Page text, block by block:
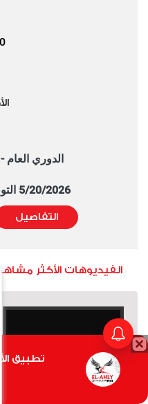
0
الدوري العام - 2025/
5/20/2026 التوقيت 8:00 PM
التفاصيل
الفيديوهات الأكثر
إسبانيا تطيح ببلجيكا في
الوقت القاتل
تطبيق